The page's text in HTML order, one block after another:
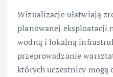
Wizualizacje ułatwiają
planowanej eksploatacji
wodną i lokalną
przeprowadzanie
których uczestnicy mogą